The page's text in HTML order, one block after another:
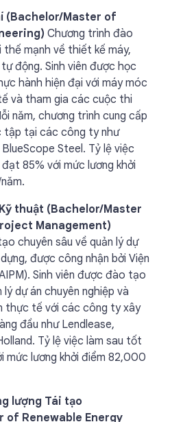
(Bachelor/Master of
Chương trình đào
thế mạnh về thiết kế máy,
động. Sinh viên được học
hành hiện đại với máy móc
và tham gia các cuộc thi
năm, chương trình cung cấp
tại các công ty như
Steel. Tỷ lệ việc
85% với mức lương khởi
thuật (Bachelor/Master
Management)
chuyên sâu về quản lý dự
được công nhận bởi Viện
Sinh viên được đào tạo
lý dự án chuyên nghiệp và
thực tế với các công ty xây
đầu như Lendlease,
Tỷ lệ việc làm sau tốt
mức lương khởi điểm 82,000
lượng Tái tạo
of Renewable Energy